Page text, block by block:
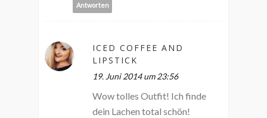
Antworten
ICED COFFEE AND
LIPSTICK
19. Juni 2014 um 23:56
Wow tolles Outfit! Ich finde
dein Lachen total schön!